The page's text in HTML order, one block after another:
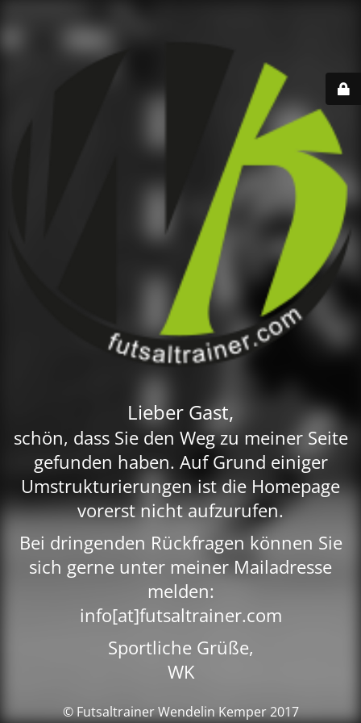
Lieber Gast,
schön, dass Sie den Weg zu meiner Seite
gefunden haben. Auf Grund einiger
Umstrukturierungen ist die Homepage
vorerst nicht aufzurufen.
Bei dringenden Rückfragen können Sie
sich gerne unter meiner Mailadresse
melden:
info[at]futsaltrainer.com
Sportliche Grüße,
WK
© Futsaltrainer Wendelin Kemper 2017